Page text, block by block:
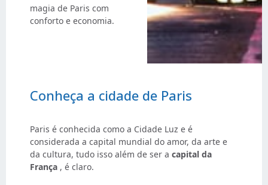
magia de Paris com
conforto e economia.
Conheça a cidade de Paris
Paris é conhecida como a Cidade Luz e é
considerada a capital mundial do amor, da arte e
da cultura, tudo isso além de ser a capital da
França , é claro.